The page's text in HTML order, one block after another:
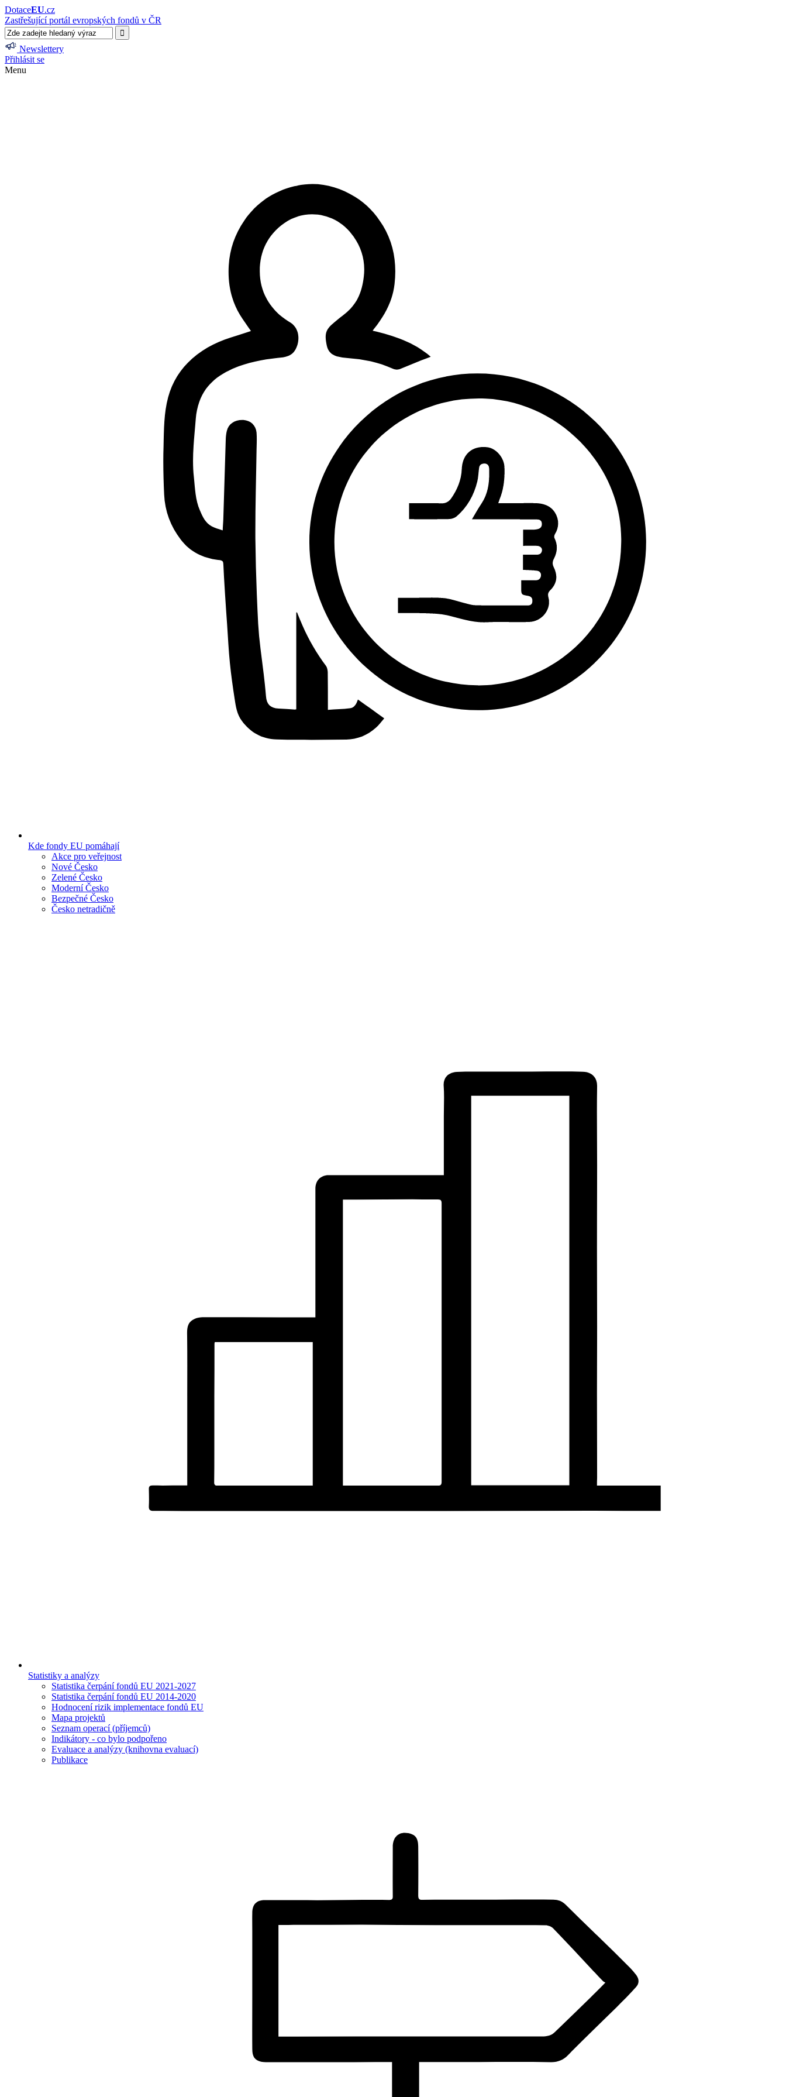
DotaceEU.cz
Zastřešující portál evropských fondů v ČR
Newslettery
Přihlásit se
Menu
Kde fondy EU pomáhají
Akce pro veřejnost
Nové Česko
Zelené Česko
Moderní Česko
Bezpečné Česko
Česko netradičně
Statistiky a analýzy
Statistika čerpání fondů EU 2021-2027
Statistika čerpání fondů EU 2014-2020
Hodnocení rizik implementace fondů EU
Mapa projektů
Seznam operací (příjemců)
Indikátory - co bylo podpořeno
Evaluace a analýzy (knihovna evaluací)
Publikace